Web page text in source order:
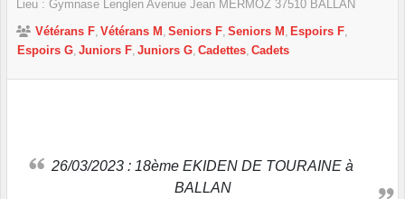
Lieu : Gymnase Lenglen Avenue Jean MERMOZ 37510 BALLAN
Vétérans F Vétérans M Seniors F Seniors M
Espoirs F
Espoirs G Juniors F Juniors G Cadettes Cadets
26/03/2023 : 18ème EKIDEN DE TOURAINE à
BALLAN